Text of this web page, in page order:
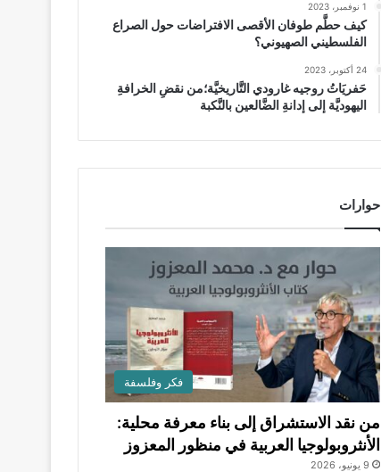
1 نوفمبر، 2023
كيف حطَّم طوفان الأقصى الافتراضات حول الصراع
الفلسطيني الصهيوني؟
24 أكتوبر، 2023
حَفريَاتُ روجيه غارودي التَّاريخيَّة؛من نقضِ الخرافةِ
اليهوديَّة إلى إدانةِ الضَّالعين بالنَّكبة
حوارات
فكر وفلسفة
من نقد الاستشراق إلى بناء معرفة محلية:
الأنثروبولوجيا العربية في منظور المعزوز
9 يونيو، 2026